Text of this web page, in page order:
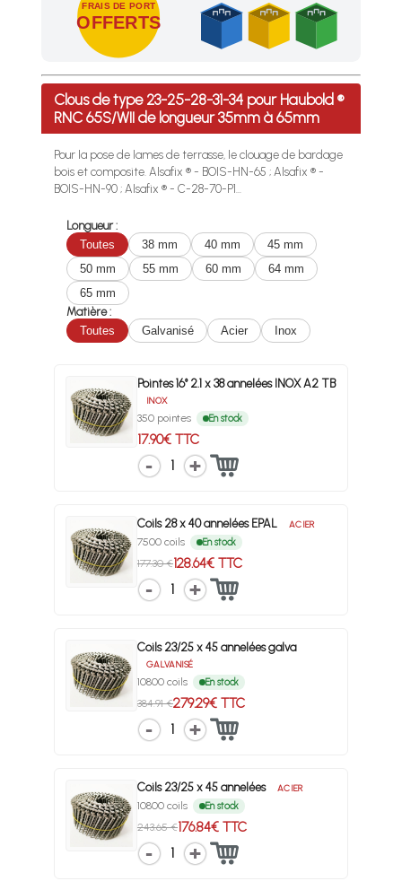
FRAIS DE PORT
OFFERTS
Profitez des Frais de port offerts en France
Clous de type 23-25-28-31-34 pour Haubold ®
RNC 65S/WII de longueur 35mm à 65mm
Pour la pose de lames de terrasse, le clouage de bardage
bois et composite. Alsafix ® - BOIS-HN-65 ; Alsafix ® -
BOIS-HN-90 ; Alsafix ® - C-28-70-P1...
Longueur :
Toutes
38 mm 40 mm
45 mm
50 mm
55 mm 60 mm
64 mm
65 mm
Matière :
Toutes
Galvanisé Acier Inox
Pointes 16° 2.1 x 38 annelées INOX A2 TB
INOX
350 pointes En stock
17.90€ TTC
1
Coils 28 x 40 annelées EPAL ACIER
7500 coils En stock
177.30 €128.64€ TTC
1
Coils 23/25 x 45 annelées galva
GALVANISÉ
10800 coils En stock
384.91 €279.29€ TTC
1
Coils 23/25 x 45 annelées ACIER
10800 coils En stock
243.65 €176.84€ TTC
1